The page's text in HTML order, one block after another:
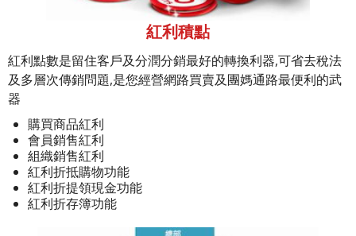
紅利積點
紅利點數是留住客戶及分潤分銷最好的轉換利器,可省去稅法
及多層次傳銷問題,是您經營網路買賣及團媽通路最便利的武
器
購買商品紅利
會員銷售紅利
組織銷售紅利
紅利折抵購物功能
紅利折提領現金功能
紅利折存簿功能